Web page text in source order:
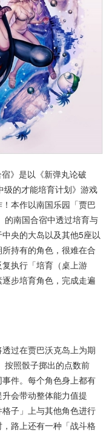
》是以《新弹丸论破
级的才能培育计划》游戏
本作以南国乐园「贾巴
的南国合宿中透过培育与
央的大岛以及其他5座以
持有的角色，很难在合
执行「培育（桌上游
步培育角色，完成走遍
过在贾巴沃克岛上为期
按照骰子掷出的点数前
件。每个角色身上都有
会带动整体能力值提
子」上与其他角色进行
路上还有一种「战斗格